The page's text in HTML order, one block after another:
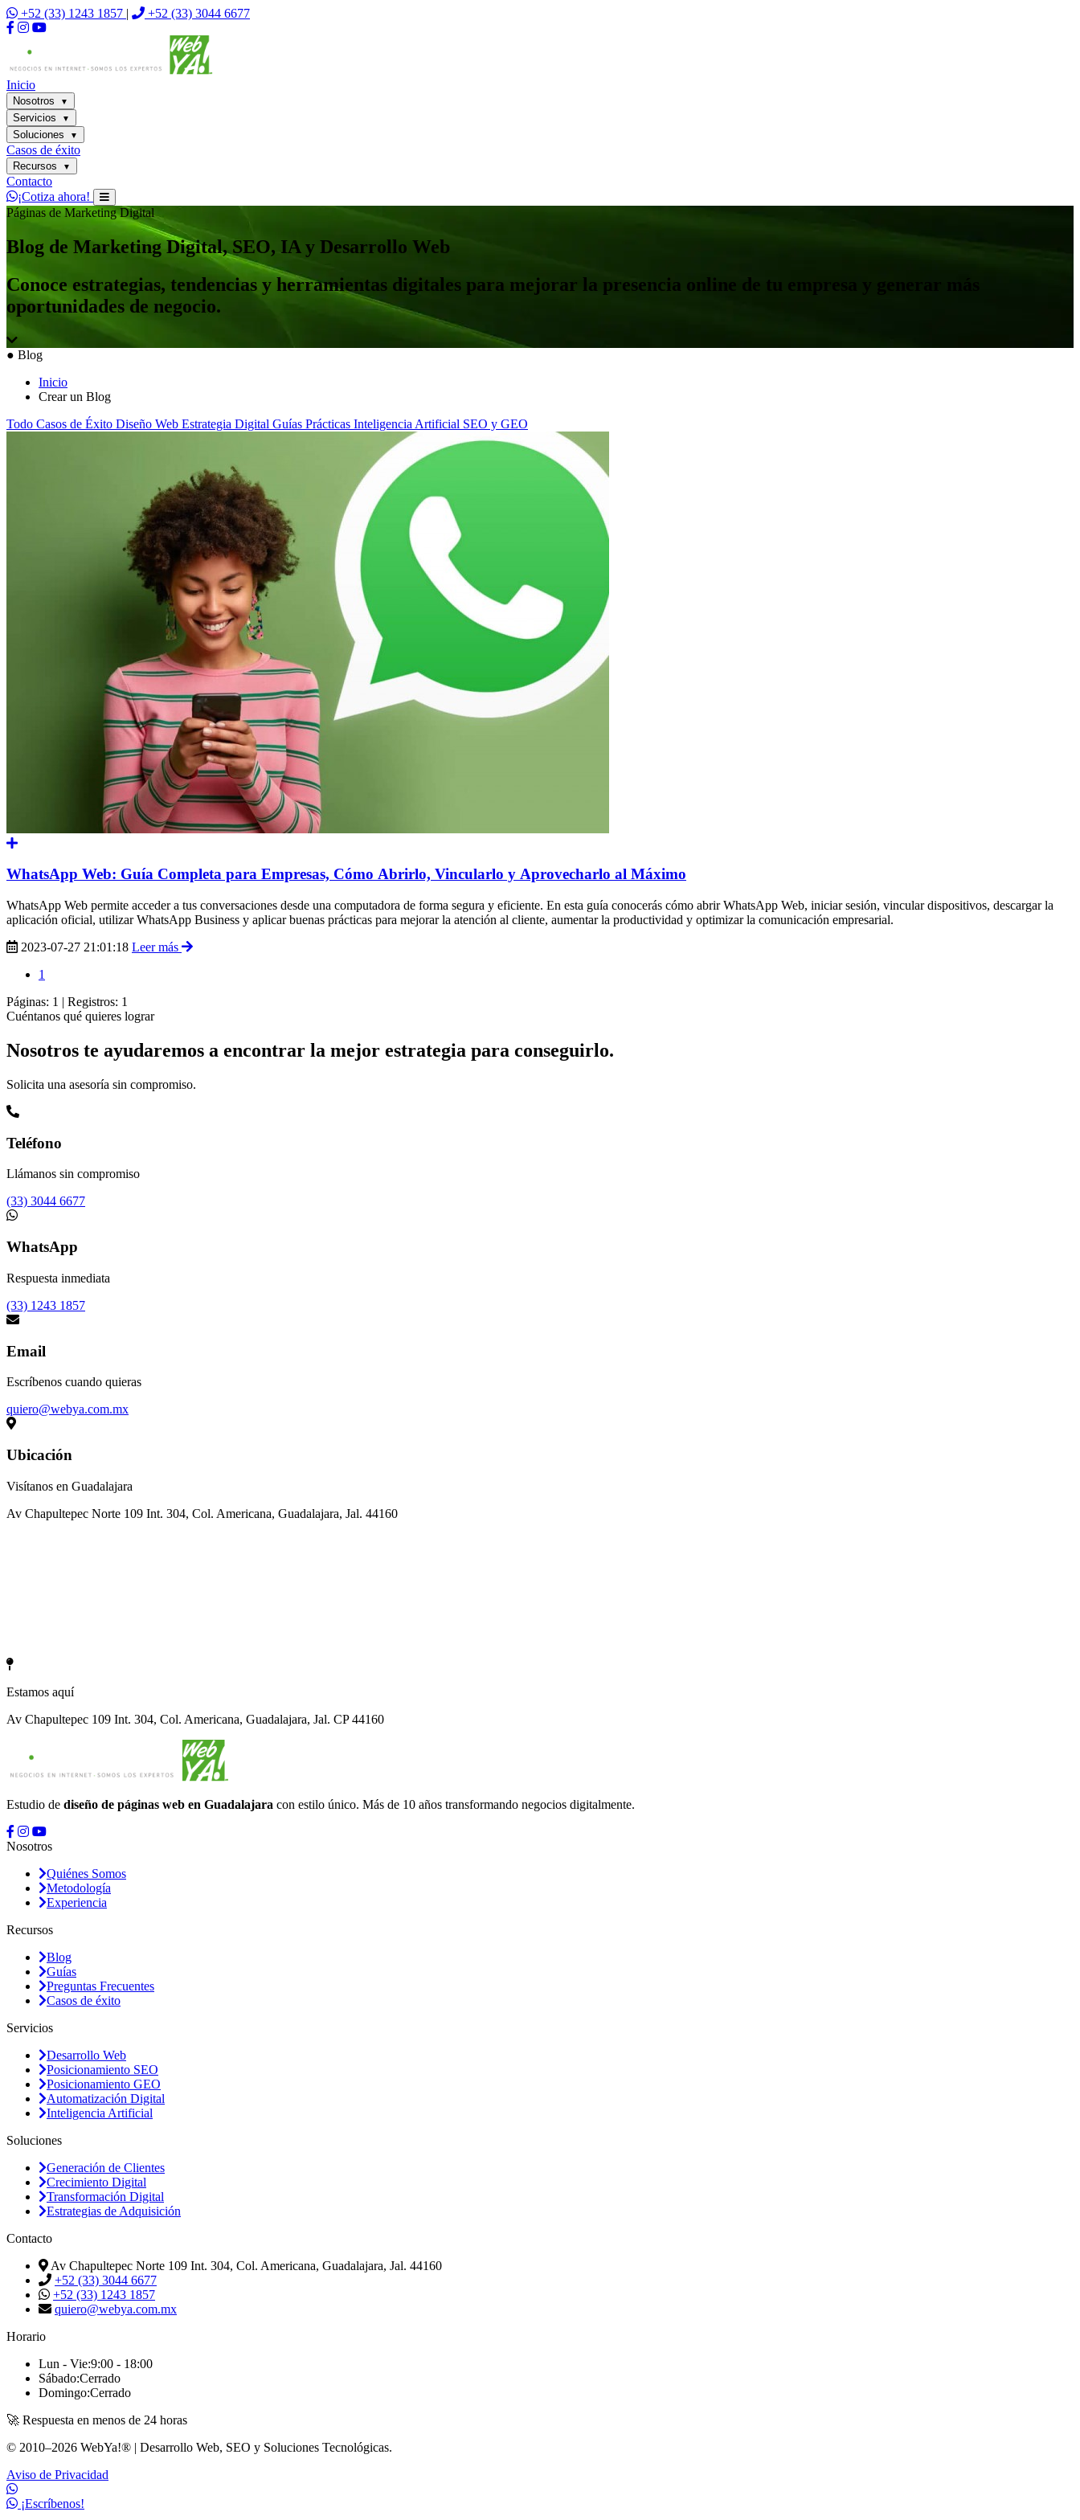
+52 (33) 1243 1857 | +52 (33) 3044 6677
Inicio
Nosotros ▼
Servicios ▼
Soluciones ▼
Casos de éxito
Recursos ▼
Contacto
¡Cotiza ahora!
Páginas de Marketing Digital
Blog de Marketing Digital, SEO, IA y Desarrollo Web
Conoce estrategias, tendencias y herramientas digitales para mejorar la presencia online de tu empresa y generar más
oportunidades de negocio.
● Blog
Inicio
Crear un Blog
Todo Casos de Éxito Diseño Web Estrategia Digital Guías Prácticas Inteligencia Artificial SEO y GEO
WhatsApp Web: Guía Completa para Empresas, Cómo Abrirlo, Vincularlo y Aprovecharlo al Máximo
WhatsApp Web permite acceder a tus conversaciones desde una computadora de forma segura y eficiente. En esta guía conocerás cómo abrir WhatsApp Web, iniciar sesión, vincular dispositivos, descargar la
aplicación oficial, utilizar WhatsApp Business y aplicar buenas prácticas para mejorar la atención al cliente, aumentar la productividad y optimizar la comunicación empresarial.
2023-07-27 21:01:18 Leer más
1
Páginas: 1 | Registros: 1
Cuéntanos qué quieres lograr
Nosotros te ayudaremos a encontrar la mejor estrategia para conseguirlo.
Solicita una asesoría sin compromiso.
Teléfono
Llámanos sin compromiso
(33) 3044 6677
WhatsApp
Respuesta inmediata
(33) 1243 1857
Email
Escríbenos cuando quieras
quiero@webya.com.mx
Ubicación
Visítanos en Guadalajara
Av Chapultepec Norte 109 Int. 304, Col. Americana, Guadalajara, Jal. 44160
Estamos aquí
Av Chapultepec 109 Int. 304, Col. Americana, Guadalajara, Jal. CP 44160
Estudio de diseño de páginas web en Guadalajara con estilo único. Más de 10 años transformando negocios digitalmente.
Nosotros
Quiénes Somos
Metodología
Experiencia
Recursos
Blog
Guías
Preguntas Frecuentes
Casos de éxito
Servicios
Desarrollo Web
Posicionamiento SEO
Posicionamiento GEO
Automatización Digital
Inteligencia Artificial
Soluciones
Generación de Clientes
Crecimiento Digital
Transformación Digital
Estrategias de Adquisición
Contacto
Av Chapultepec Norte 109 Int. 304, Col. Americana, Guadalajara, Jal. 44160
+52 (33) 3044 6677
+52 (33) 1243 1857
quiero@webya.com.mx
Horario
Lun - Vie:9:00 - 18:00
Sábado:Cerrado
Domingo:Cerrado
🚀 Respuesta en menos de 24 horas
© 2010–2026 WebYa!® | Desarrollo Web, SEO y Soluciones Tecnológicas.
Aviso de Privacidad
¡Escríbenos!